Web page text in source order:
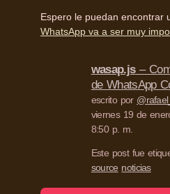
Espero le puedan encontrar
WhatsApp va a ser muy
wasap.js–
de WhatsApp
escrito por
viernes 19 de
8:50 p. m.
Este post fue
source noticias